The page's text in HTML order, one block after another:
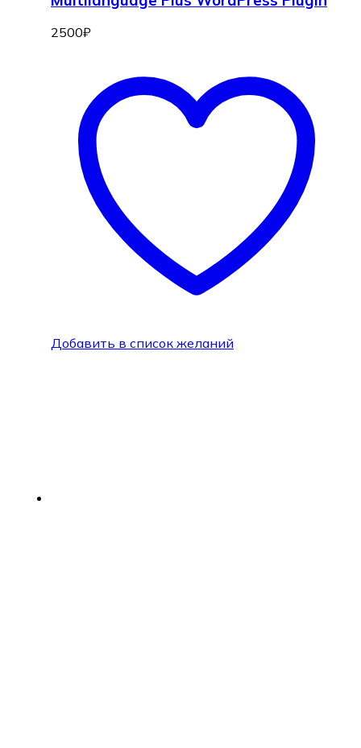
2500₽
Добавить в список желаний